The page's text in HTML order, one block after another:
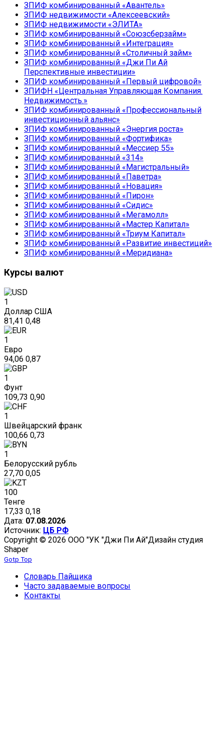
ЗПИФ комбинированный «Авантель»
ЗПИФ недвижимости «Алексеевский»
ЗПИФ недвижимости «ЭЛИТА»
ЗПИФ комбинированный «Союзсберзайм»
ЗПИФ комбинированный «Интеграция»
ЗПИФ комбинированный «Столичный займ»
ЗПИФ комбинированный «Джи Пи Ай
Перспективные инвестиции»
ЗПИФ комбинированный «Первый цифровой»
ЗПИФН «Центральная Управляющая Компания.
Недвижимость.»
ЗПИФ комбинированный «Профессиональный
инвестиционный альянс»
ЗПИФ комбинированный «Энергия роста»
ЗПИФ комбинированный «Фортифика»
ЗПИФ комбинированный «Мессиер 55»
ЗПИФ комбинированный «314»
ЗПИФ комбинированный «Магистральный»
ЗПИФ комбинированный «Паветра»
ЗПИФ комбинированный «Новация»
ЗПИФ комбинированный «Пирон»
ЗПИФ комбинированный «Сидис»
ЗПИФ комбинированный «Мегамолл»
ЗПИФ комбинированный «Мастер Капитал»
ЗПИФ комбинированный «Триум Капитал»
ЗПИФ комбинированный «Развитие инвестиций»
ЗПИФ комбинированный «Меридиана»
Курсы валют
1
Доллар США
81,41 0,48
1
Евро
94,06 0,87
1
Фунт
109,73 0,90
1
Швейцарский франк
100,66 0,73
1
Белорусский рубль
27,70 0,05
100
Тенге
17,33 0,18
Дата: 07.08.2026
Источник: ЦБ РФ
Copyright © 2026 ООО "УК "Джи Пи Ай"Дизайн студия
Shaper
Gotp Top
Словарь Пайщика
Часто задаваемые вопросы
Контакты